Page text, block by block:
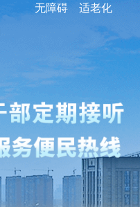
无障碍 适老化